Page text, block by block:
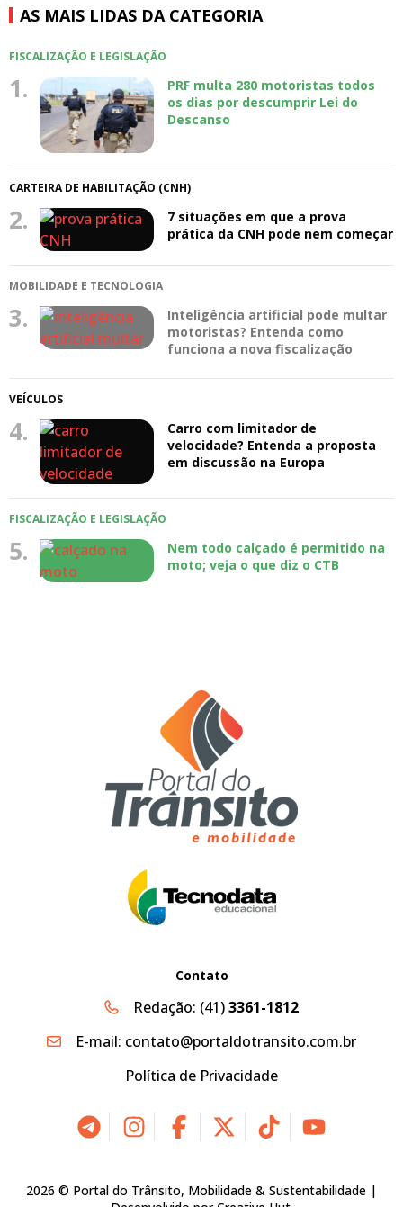
AS MAIS LIDAS DA CATEGORIA
FISCALIZAÇÃO E LEGISLAÇÃO
1.
PRF multa 280 motoristas todos
os dias por descumprir Lei do
Descanso
CARTEIRA DE HABILITAÇÃO (CNH)
2.
7 situações em que a prova
prática da CNH pode nem começar
MOBILIDADE E TECNOLOGIA
3.
Inteligência artificial pode multar
motoristas? Entenda como
funciona a nova fiscalização
VEÍCULOS
4.
Carro com limitador de
velocidade? Entenda a proposta
em discussão na Europa
FISCALIZAÇÃO E LEGISLAÇÃO
5.
Nem todo calçado é permitido na
moto; veja o que diz o CTB
Contato
Redação: (41)3361-1812
E-mail: contato@portaldotransito.com.br
Política de Privacidade
2026 © Portal do Trânsito, Mobilidade & Sustentabilidade |